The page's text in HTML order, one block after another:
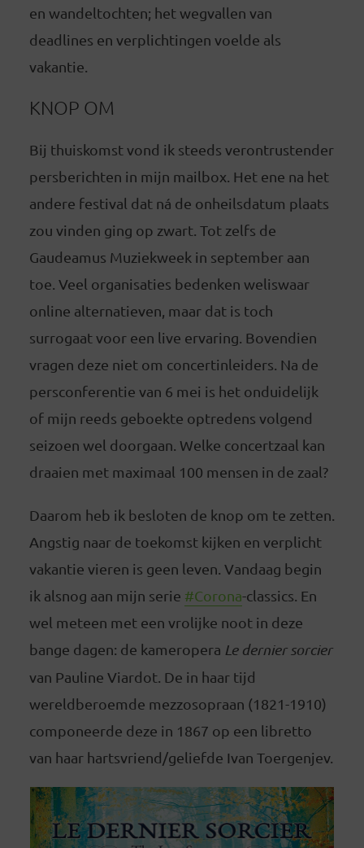
en wandeltochten; het wegvallen van
deadlines en verplichtingen voelde als
vakantie.
KNOP OM
Bij thuiskomst vond ik steeds verontrustender
persberichten in mijn mailbox. Het ene na het
andere festival dat ná de onheilsdatum plaats
zou vinden ging op zwart. Tot zelfs de
Gaudeamus Muziekweek in september aan
toe. Veel organisaties bedenken weliswaar
online alternatieven, maar dat is toch
surrogaat voor een live ervaring. Bovendien
vragen deze niet om concertinleiders. Na de
persconferentie van 6 mei is het onduidelijk
of mijn reeds geboekte optredens volgend
seizoen wel doorgaan. Welke concertzaal kan
draaien met maximaal 100 mensen in de zaal?
Daarom heb ik besloten de knop om te zetten.
Angstig naar de toekomst kijken en verplicht
vakantie vieren is geen leven. Vandaag begin
ik alsnog aan mijn serie #Corona-classics. En
wel meteen met een vrolijke noot in deze
bange dagen: de kameropera Le dernier sorcier
van Pauline Viardot. De in haar tijd
wereldberoemde mezzosopraan (1821-1910)
componeerde deze in 1867 op een libretto
van haar hartsvriend/geliefde Ivan Toergenjev.